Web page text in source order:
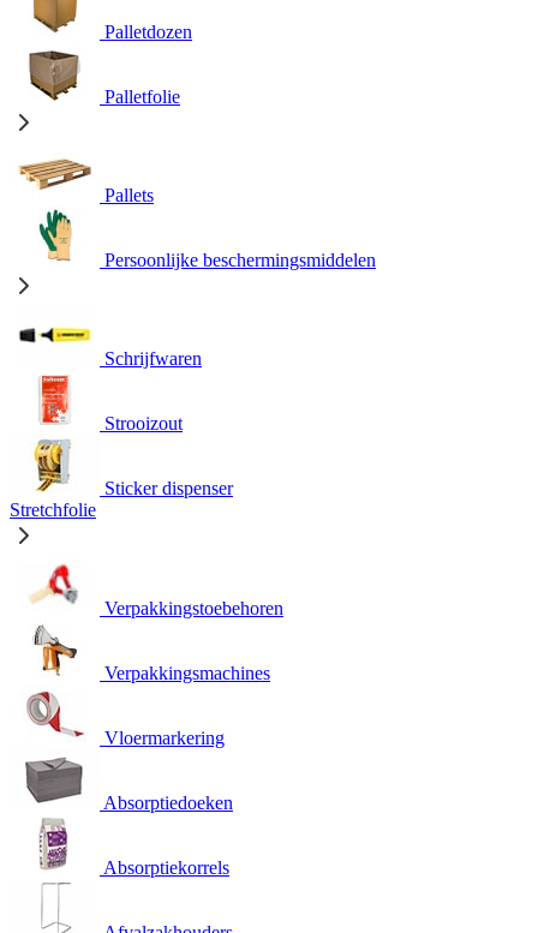
Palletdozen
Palletfolie
Pallets
Persoonlijke beschermingsmiddelen
Schrijfwaren
Strooizout
Sticker dispenser
Stretchfolie
Verpakkingstoebehoren
Verpakkingsmachines
Vloermarkering
Absorptiedoeken
Absorptiekorrels